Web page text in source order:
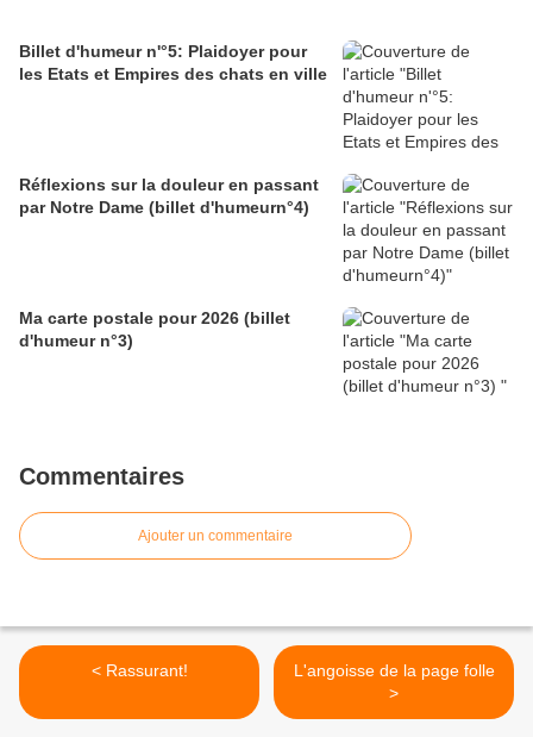
Billet d'humeur n'°5: Plaidoyer pour
les Etats et Empires des chats en ville
Réflexions sur la douleur en passant
par Notre Dame (billet d'humeurn°4)
Ma carte postale pour 2026 (billet
d'humeur n°3)
Commentaires
Ajouter un commentaire
< Rassurant!
L'angoisse de la page folle
>